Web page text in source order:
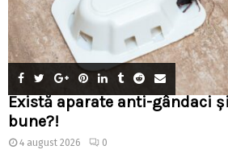
Există aparate anti-gândaci
bune?!
4 august 2026 0